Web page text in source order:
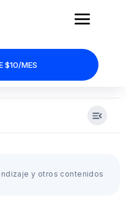
$10/MES
y otros contenidos